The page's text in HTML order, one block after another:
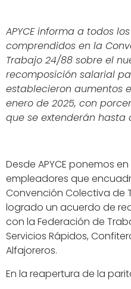
APYCE informa a todos
comprendidos en la
Trabajo 24/88 sobre el
recomposición salarial
establecieron aumentos
enero de 2025, con
que se extenderán hasta
Desde APYCE ponemos
empleadores que
Convención Colectiva de
logrado un acuerdo de
con la Federación de
Servicios Rápidos,
Alfajoreros.
En la reapertura de la